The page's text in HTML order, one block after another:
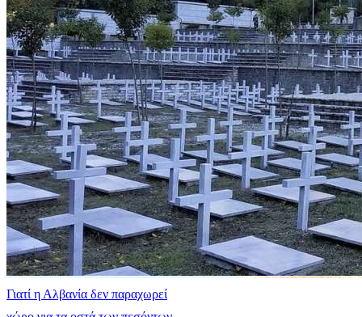
Γιατί η Αλβανία δεν παραχωρεί